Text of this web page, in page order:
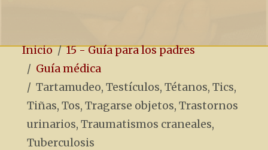
Inicio
15 - Guía para los padres
Guía médica
Tartamudeo, Testículos, Tétanos, Tics,
Tiñas, Tos, Tragarse objetos, Trastornos
urinarios, Traumatismos craneales,
Tuberculosis